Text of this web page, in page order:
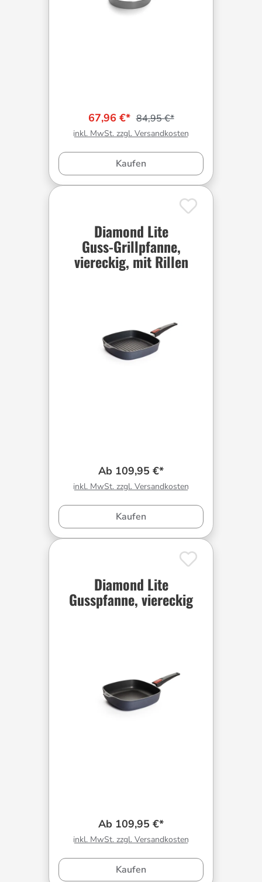
67,96 €* 84,95 €*
inkl. MwSt. zzgl. Versandkosten
Kaufen
Diamond Lite
Guss-Grillpfanne,
viereckig, mit Rillen
Ab 109,95 €*
inkl. MwSt. zzgl. Versandkosten
Kaufen
Diamond Lite
Gusspfanne, viereckig
Ab 109,95 €*
inkl. MwSt. zzgl. Versandkosten
Kaufen